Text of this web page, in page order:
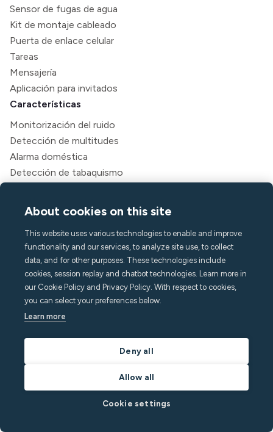
Sensor de fugas de agua
Kit de montaje cableado
Puerta de enlace celular
Tareas
Mensajería
Aplicación para invitados
Características
Monitorización del ruido
Detección de multitudes
Alarma doméstica
Detección de tabaquismo
Asistencia de llamadas
Soluciones
Hospedadores
Gerentes de alquileres vacacionales
Apartahoteles y hoteles
Alojamiento para estudiantes
Multifamiliar
Fijación
About cookies on this site
This website uses various technologies to enable and improve
functionality and our services, to analyze site use, to collect
data, and for other purposes. These technologies include
cookies, session replay and chatbot technologies. Learn more in
our Cookie Policy and Privacy Policy. With respect to cookies,
you can select your preferences below.
Learn more
Deny all
Allow all
Cookie settings